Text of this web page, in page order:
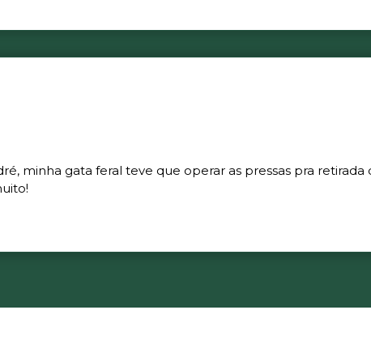
minha gata feral teve que operar as pressas pra